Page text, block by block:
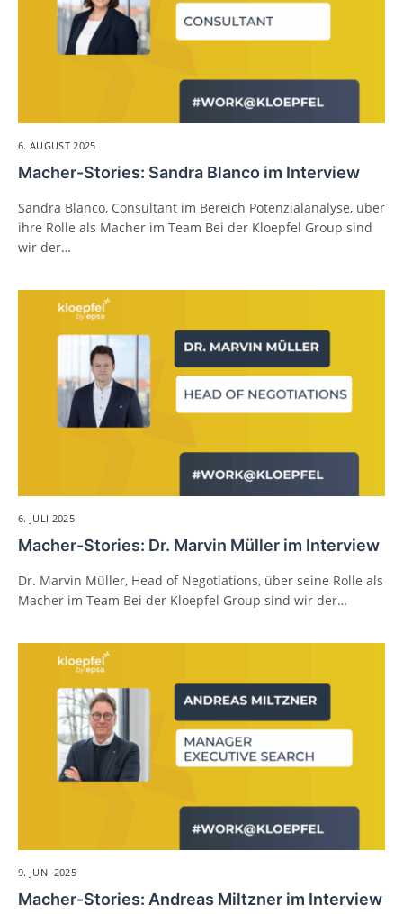
6. AUGUST 2025
Macher-Stories: Sandra Blanco im Interview
Sandra Blanco, Consultant im Bereich Potenzialanalyse, über
ihre Rolle als Macher im Team Bei der Kloepfel Group sind
wir der…
6. JULI 2025
Macher-Stories: Dr. Marvin Müller im Interview
Dr. Marvin Müller, Head of Negotiations, über seine Rolle als
Macher im Team Bei der Kloepfel Group sind wir der…
9. JUNI 2025
Macher-Stories: Andreas Miltzner im Interview